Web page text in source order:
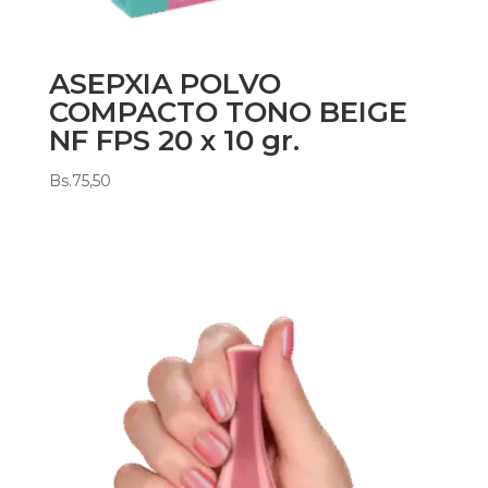
ASEPXIA POLVO
COMPACTO TONO BEIGE
NF FPS 20 x 10 gr.
Bs.75,50